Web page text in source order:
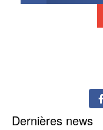
Dernières news